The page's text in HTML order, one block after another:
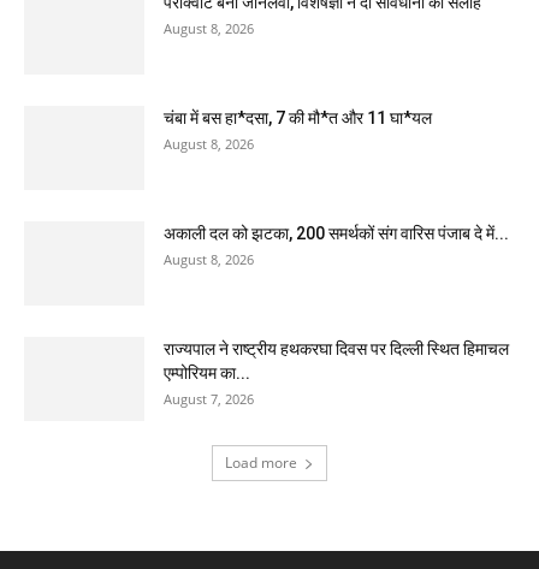
August 8, 2026
चंबा में बस हा*दसा, 7 की मौ*त और 11 घा*यल
August 8, 2026
अकाली दल को झटका, 200 समर्थकों संग वारिस पंजाब दे में...
August 8, 2026
राज्यपाल ने राष्ट्रीय हथकरघा दिवस पर दिल्ली स्थित हिमाचल
एम्पोरियम का...
August 7, 2026
Load more